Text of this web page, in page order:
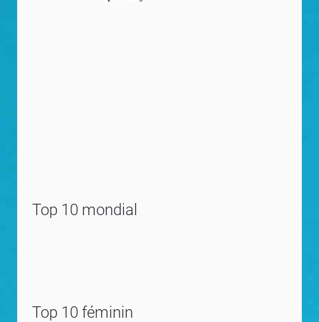
Top 10 mondial
Top 10 féminin